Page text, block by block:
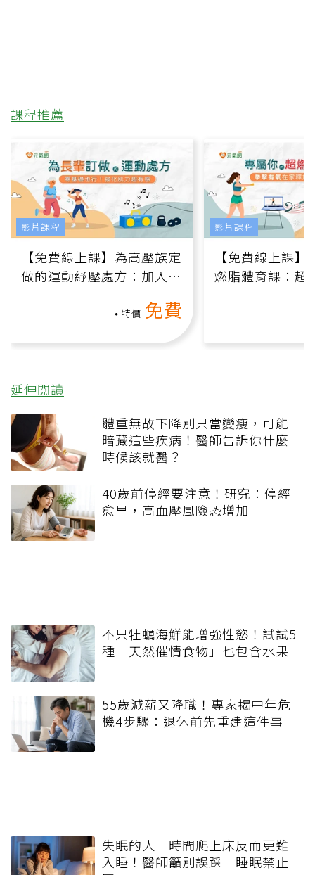
課程推薦
【免費線上課】為高壓族定
做的運動紓壓處方：加入行
特價 免費
影片課程
【免費線上課
燃脂體育課：超
影片課程
延伸閱讀
體重無故下降別只當變瘦，可能
暗藏這些疾病！醫師告訴你什麼
時候該就醫？
40歲前停經要注意！研究：停經
愈早，高血壓風險恐增加
不只牡蠣海鮮能增強性慾！試試5
種「天然催情食物」也包含水果
55歲減薪又降職！專家揭中年危
機4步驟：退休前先重建這件事
失眠的人一時間爬上床反而更難
入睡！醫師籲別誤踩「睡眠禁止